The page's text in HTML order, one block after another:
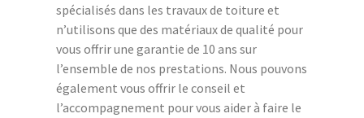
spécialisés dans les travaux de toiture et
n’utilisons que des matériaux de qualité pour
vous offrir une garantie de 10 ans sur
l’ensemble de nos prestations. Nous pouvons
également vous offrir le conseil et
l’accompagnement pour vous aider à faire le